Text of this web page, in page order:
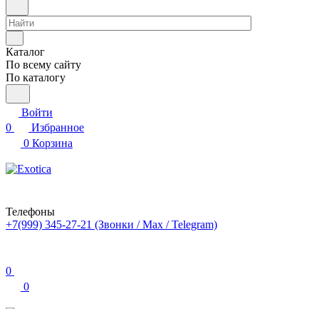
Каталог
По всему сайту
По каталогу
Войти
0
Избранное
0 Корзина
Телефоны
+7(999) 345-27-21 (Звонки / Max / Telegram)
0
0